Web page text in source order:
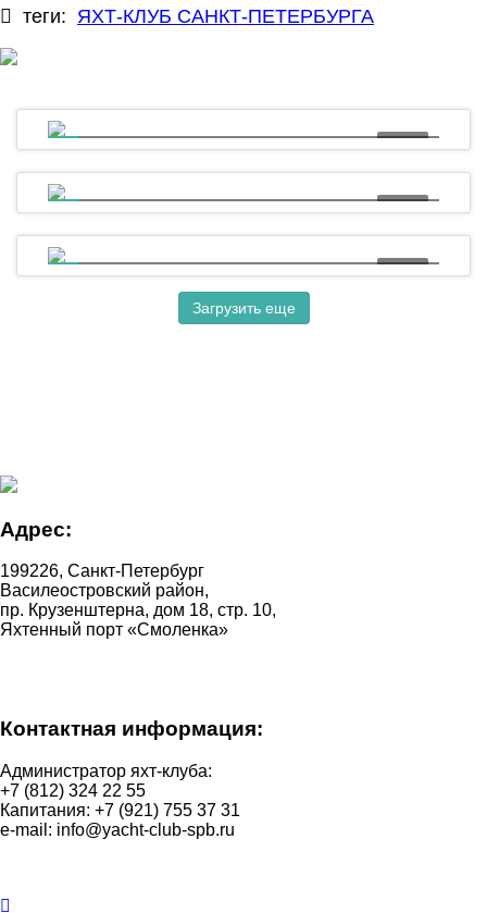
теги: ЯХТ-КЛУБ САНКТ-ПЕТЕРБУРГА
5 лет назад был заложен линейный корабль
OptiOrange19. К старту готовы!
OptiOrange19. Первый гоночный день
Загрузить еще
Адрес:
199226, Санкт-Петербург
Василеостровский район,
пр. Крузенштерна, дом 18, стр. 10,
Яхтенный порт «Смоленка»
Контактная информация:
Администратор яхт-клуба:
+7 (812) 324 22 55
Капитания: +7 (921) 755 37 31
e-mail: info@yacht-club-spb.ru